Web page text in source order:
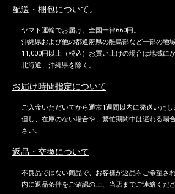
配送・梱包について。
ヤマト運輸でお届け。全国一律660円。
沖縄県および他の都道府県の離島部など一部の地
11,000円以上（税込）お買い上げの場合は地域に
北海道、沖縄県を除く。
お届け時間指定について
ご入金いただいてから通常1週間以内に発送いたし
但し、在庫のない場合や、繁忙期間中は遅れる場
さい。
返品・交換について
不良品ではない商品で、お客様が返品をご希望さ
内に返品条件をご確認の上、当店までご連絡くださ